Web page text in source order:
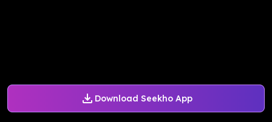
Download Seekho App